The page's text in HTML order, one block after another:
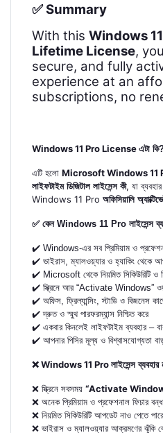
✅Summary
With this Windows
Lifetime License,
secure, and fully
experience at an
subscriptions, no
Windows 11 Pro License এটা
এটি হলো Microsoft Windows 11
লাইফটাইম ডিজিটাল লাইসেন্স কী, যা
Windows 11 Pro অফিসিয়ালি
✅ কেন Windows 11 Pro লাইসেন্স
✔️ Windows-এর সব প্রিমিয়াম ও
✔️ ভাইরাস ,ম্যালওয়্যার ও হ্যাকিং থেকে
✔️ Microsoft থেকে নিয়মিত সিকিউরিটি ও
✔️ স্ক্রিনে আর “Activate Windows”
✔️ অফিস ফ্রিল্যান্সিং ,স্টাডি ও বিজনেস
✔️দ্রুত ও স্মুথ পারফরম্যান্স নিশ্চিত করে
✔️ একবার কিনলেই লাইফটাইম ব্যবহার –
✔️ আপনার পিসির মূল্য ও বিশ্বাসযোগ্যতা
❌ Windows 11 Pro লাইসেন্স
❌ স্ক্রিনে সবসময় “Activate
❌ অনেক প্রিমিয়াম ও প্রফেশনাল ফিচার
❌ নিয়মিত সিকিউরিটি আপডেট নাও পেতে
❌ ভাইরাস ও ম্যালওয়্যার আক্রমণের ঝুঁকি